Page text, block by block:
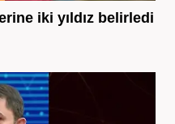
iki yıldız belirledi